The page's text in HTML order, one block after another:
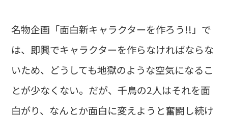
名物企画「面白新キャラクターを作ろう!!」で
は、即興でキャラクターを作らなければならな
いため、どうしても地獄のような空気になるこ
とが少なくない。だが、千鳥の2人はそれを面
白がり、なんとか面白に変えようと奮闘し続け